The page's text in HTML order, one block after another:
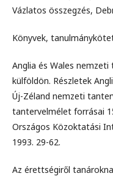
Vázlatos összegzés,
Könyvek,
Anglia és Wales
külföldön. Részletek
Új-Zéland nemzeti
tantervelmélet forrásai
Országos Közoktatási
1993. 29-62.
Az érettségiről